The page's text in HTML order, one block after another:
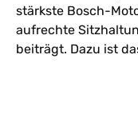
stärkste Bosch-
aufrechte
beiträgt. Dazu ist